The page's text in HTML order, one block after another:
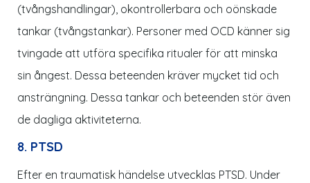
(tvångshandlingar), okontrollerbara och oönskade
tankar (tvångstankar). Personer med OCD känner sig
tvingade att utföra specifika ritualer för att minska
sin ångest. Dessa beteenden kräver mycket tid och
ansträngning. Dessa tankar och beteenden stör även
de dagliga aktiviteterna.
8. PTSD
Efter en traumatisk händelse utvecklas PTSD. Under